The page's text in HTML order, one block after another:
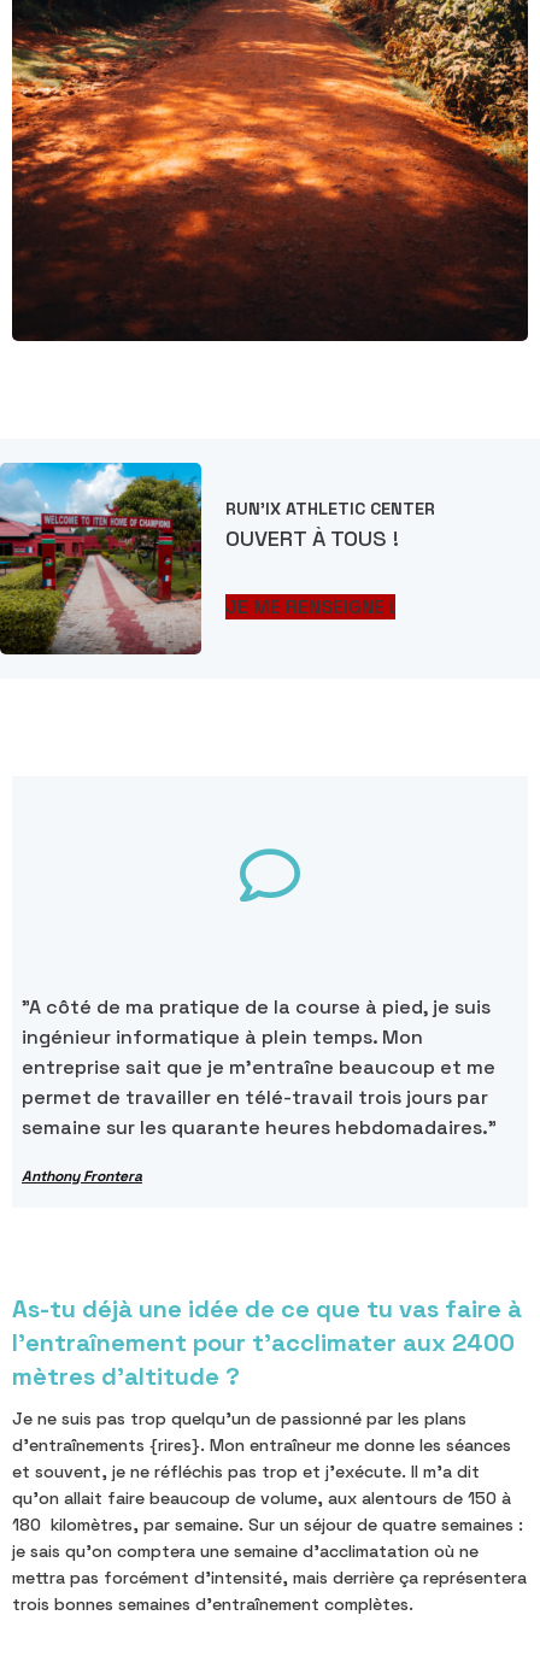
RUN'IX ATHLETIC CENTER
OUVERT À TOUS !
JE ME RENSEIGNE !
"A côté de ma pratique de la course à pied, je suis
ingénieur informatique à plein temps. Mon
entreprise sait que je m'entraîne beaucoup et me
permet de travailler en télé-travail trois jours par
semaine sur les quarante heures hebdomadaires."
Anthony Frontera
As-tu déjà une idée de ce que tu vas faire à
l’entraînement pour t’acclimater aux 2400
mètres d’altitude ?
Je ne suis pas trop quelqu'un de passionné par les plans
d'entraînements {rires}. Mon entraîneur me donne les séances
et souvent, je ne réfléchis pas trop et j'exécute. Il m'a dit
qu'on allait faire beaucoup de volume, aux alentours de 150 à
180 kilomètres, par semaine. Sur un séjour de quatre semaines :
je sais qu'on comptera une semaine d'acclimatation où ne
mettra pas forcément d'intensité, mais derrière ça représentera
trois bonnes semaines d'entraînement complètes.